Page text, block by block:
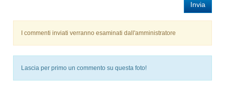
Invia
I commenti inviati verranno esaminati dall'amministratore
Lascia per primo un commento su questa foto!